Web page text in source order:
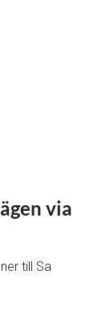
via
till Sa